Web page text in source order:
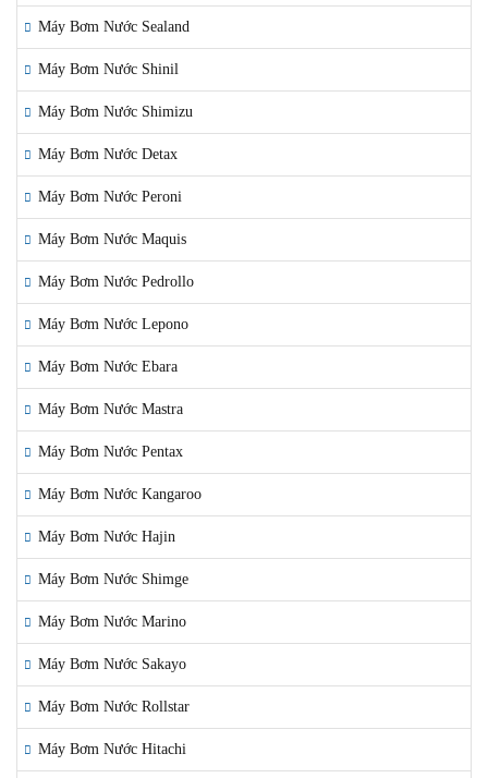
Máy Bơm Nước Sealand
Máy Bơm Nước Shinil
Máy Bơm Nước Shimizu
Máy Bơm Nước Detax
Máy Bơm Nước Peroni
Máy Bơm Nước Maquis
Máy Bơm Nước Pedrollo
Máy Bơm Nước Lepono
Máy Bơm Nước Ebara
Máy Bơm Nước Mastra
Máy Bơm Nước Pentax
Máy Bơm Nước Kangaroo
Máy Bơm Nước Hajin
Máy Bơm Nước Shimge
Máy Bơm Nước Marino
Máy Bơm Nước Sakayo
Máy Bơm Nước Rollstar
Máy Bơm Nước Hitachi